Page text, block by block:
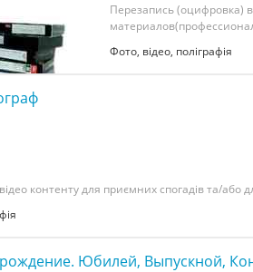
Перезапись (оцифровка)
Фото, відео, поліграфія
контенту для приємних спогадів та/або
Юбилей, Выпускной,